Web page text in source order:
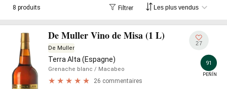
8 produits Filtrer
De Muller Vino de Misa (1 L)
De Muller
Terra Alta (Espagne)
Grenache blanc / Macabeo
26 commentaires
27
91
PEÑÍN